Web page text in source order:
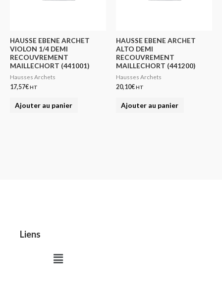
HAUSSE EBENE ARCHET
VIOLON 1/4 DEMI
RECOUVREMENT
MAILLECHORT (441001)
Hausses Archets
17,57€HT
Ajouter au panier
HAUSSE EBENE ARCHET
ALTO DEMI
RECOUVREMENT
MAILLECHORT (441200)
Hausses Archets
20,10€HT
Ajouter au panier
Liens
Menu